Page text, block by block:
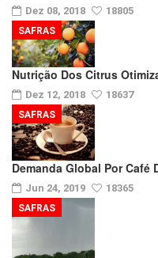
Dez 08, 2018 18805
Nutrição Dos Citrus
Dez 12, 2018 18637
SAFRAS
Demanda Global Por Café
Jun 24, 2019 18365
SAFRAS
SAFRAS